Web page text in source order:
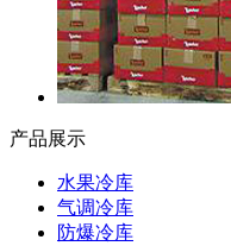
产品展示
水果冷库
气调冷库
防爆冷库